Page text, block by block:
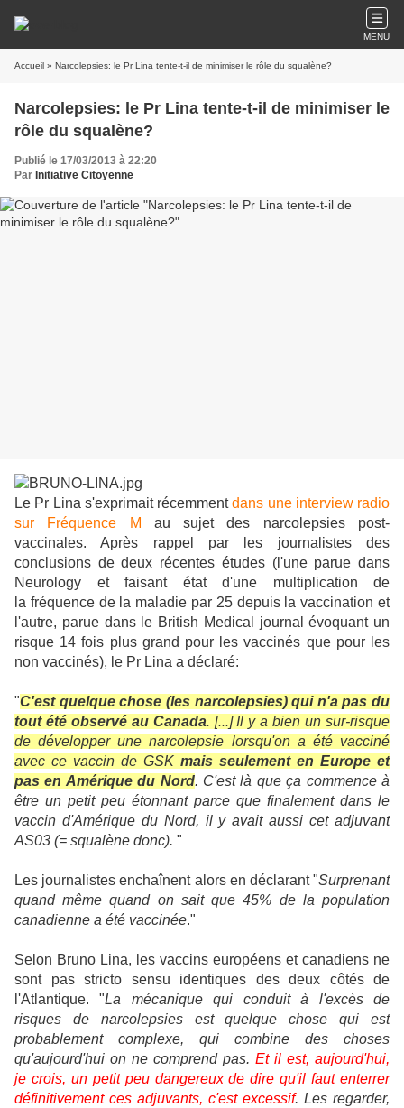
MENU
Accueil » Narcolepsies: le Pr Lina tente-t-il de minimiser le rôle du squalène?
Narcolepsies: le Pr Lina tente-t-il de minimiser le
rôle du squalène?
Publié le 17/03/2013 à 22:20
Par Initiative Citoyenne
Le Pr Lina s'exprimait récemmentdans une interview radio
sur Fréquence M au sujet des narcolepsies post-
vaccinales. Après rappel par les journalistes des
conclusions de deux récentes études (l'une parue dans
Neurology et faisant état d'une multiplication de
la fréquence de la maladie par 25 depuis la vaccination et
l'autre, parue dans le British Medical journal évoquant un
risque 14 fois plus grand pour les vaccinés que pour les
non vaccinés), le Pr Lina a déclaré:
"C'est quelque chose (les narcolepsies) qui n'a pas du
tout été observé au Canada. [...] Il y a bien un sur-risque
de développer une narcolepsie lorsqu'on a été vacciné
avec ce vaccin de GSK mais seulement en Europe et
pas en Amérique du Nord. C'est là que ça commence à
être un petit peu étonnant parce que finalement dans le
vaccin d'Amérique du Nord, il y avait aussi cet adjuvant
AS03 (= squalène donc). "
Les journalistes enchaînent alors en déclarant "Surprenant
quand même quand on sait que 45% de la population
canadienne a été vaccinée."
Selon Bruno Lina, les vaccins européens et canadiens ne
sont pas stricto sensu identiques des deux côtés de
l'Atlantique. "La mécanique qui conduit à l'excès de
risques de narcolepsies est quelque chose qui est
probablement complexe, qui combine des choses
qu'aujourd'hui on ne comprend pas. Et il est, aujourd'hui,
je crois, un petit peu dangereux de dire qu'il faut enterrer
définitivement ces adjuvants, c'est excessif. Les regarder,